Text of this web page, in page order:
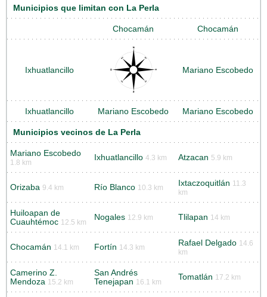
Municipios que limitan con La Perla
Chocamán Chocamán
Ixhuatlancillo Mariano Escobedo
Ixhuatlancillo Mariano Escobedo Mariano Escobedo
Municipios vecinos de La Perla
Mariano Escobedo
1.8 km
Ixhuatlancillo 4.3 km Atzacan 5.9 km
Orizaba 9.4 km Río Blanco 10.3 km Ixtaczoquitlán 11.3
km
Huiloapan de
Cuauhtémoc 12.5 km
Nogales 12.9 km Tlilapan 14 km
Chocamán 14.1 km Fortín 14.3 km Rafael Delgado 14.6
km
Camerino Z.
Mendoza 15.2 km
San Andrés
Tenejapan 16.1 km
Tomatlán 17.2 km